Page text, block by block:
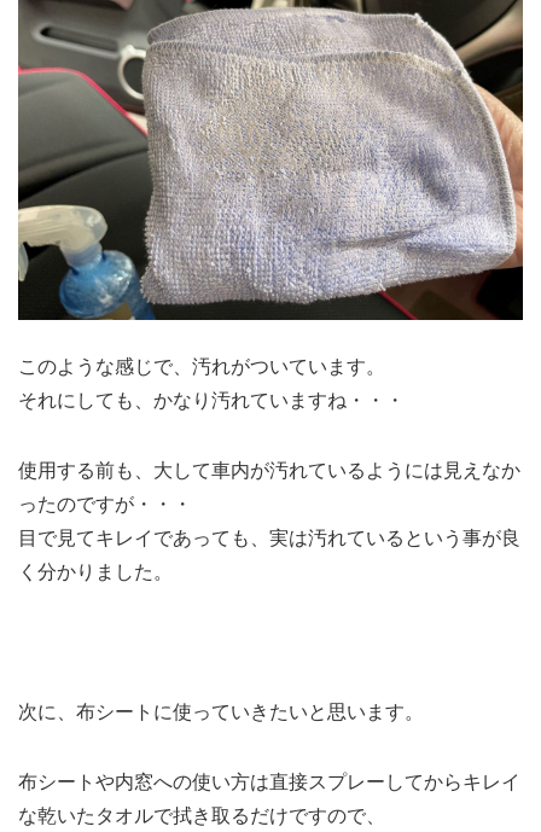
このような感じで、汚れがついています。
それにしても、かなり汚れていますね・・・
使用する前も、大して車内が汚れているようには見えなか
ったのですが・・・
目で見てキレイであっても、実は汚れているという事が良
く分かりました。
次に、布シートに使っていきたいと思います。
布シートや内窓への使い方は直接スプレーしてからキレイ
な乾いたタオルで拭き取るだけですので、